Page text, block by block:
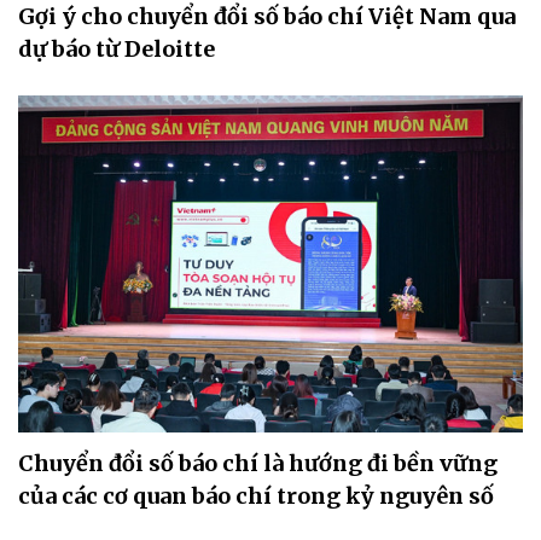
Gợi ý cho chuyển đổi số báo chí Việt Nam qua
dự báo từ Deloitte
Chuyển đổi số báo chí là hướng đi bền vững
của các cơ quan báo chí trong kỷ nguyên số